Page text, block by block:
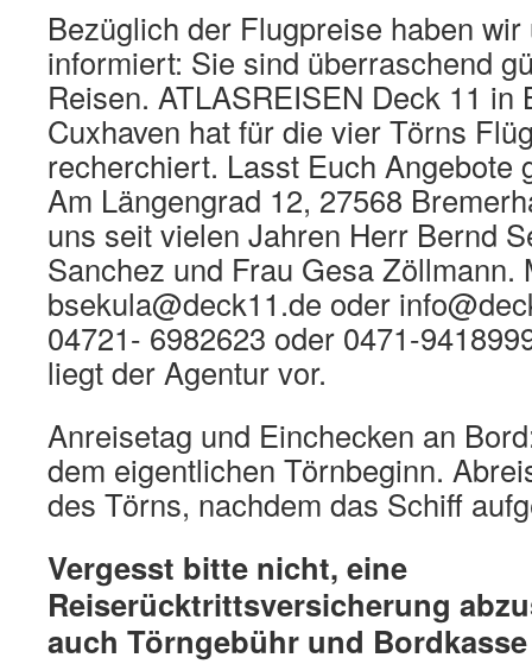
Bezüglich der Flugpreise haben
informiert: Sie sind überraschend
Reisen. ATLASREISEN Deck 11 in
Cuxhaven hat für die vier Törns
recherchiert. Lasst Euch Angebote
Am Längengrad 12, 27568
uns seit vielen Jahren Herr Bernd
Sanchez und Frau Gesa Zöllmann.
bsekula@deck11.de oder
04721- 6982623 oder 0471-
liegt der Agentur vor.
Anreisetag und Einchecken an
dem eigentlichen Törnbeginn.
des Törns, nachdem das Schiff
Vergesst bitte nicht, eine
Reiserücktrittsversicherung
auch Törngebühr und